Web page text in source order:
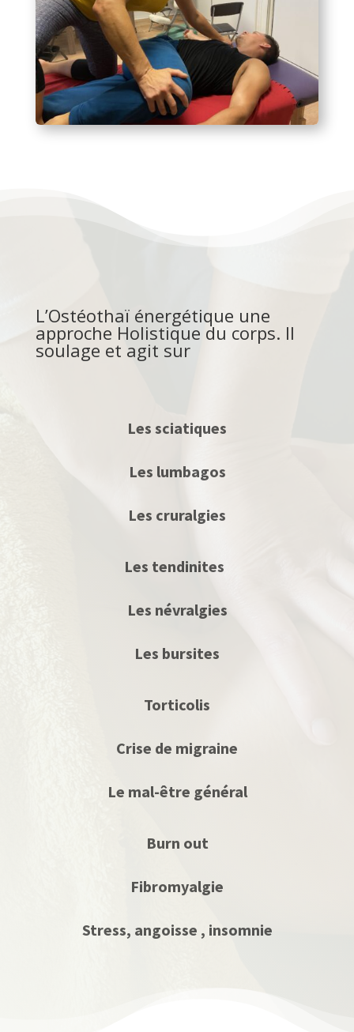
L’Ostéothaï énergétique une
approche Holistique du corps. Il
soulage et agit sur
Les sciatiques
Les lumbagos
Les cruralgies
Les tendinites
Les névralgies
Les bursites
Torticolis
Crise de migraine
Le mal-être général
Burn out
Fibromyalgie
Stress, angoisse , insomnie